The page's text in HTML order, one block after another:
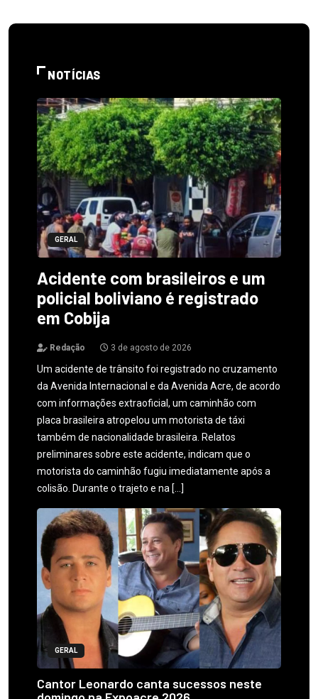
NOTÍCIAS
GERAL
Acidente com brasileiros e um
policial boliviano é registrado
em Cobija
Redação 3 de agosto de 2026
Um acidente de trânsito foi registrado no cruzamento
da Avenida Internacional e da Avenida Acre, de acordo
com informações extraoficial, um caminhão com
placa brasileira atropelou um motorista de táxi
também de nacionalidade brasileira. Relatos
preliminares sobre este acidente, indicam que o
motorista do caminhão fugiu imediatamente após a
colisão. Durante o trajeto e na […]
GERAL
Cantor Leonardo canta sucessos neste